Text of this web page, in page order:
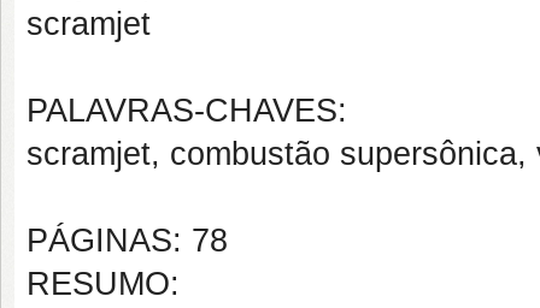
scramjet
PALAVRAS-CHAVES:
scramjet, combustão
PÁGINAS: 78
RESUMO: